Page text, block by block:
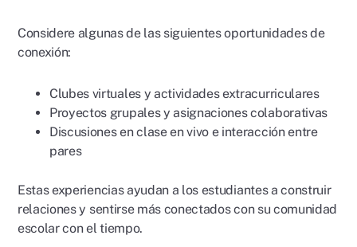
Considere algunas de las siguientes oportunidades de
conexión:
Clubes virtuales y actividades extracurriculares
Proyectos grupales y asignaciones colaborativas
Discusiones en clase en vivo e interacción entre
pares
Estas experiencias ayudan a los estudiantes a construir
relaciones y sentirse más conectados con su comunidad
escolar con el tiempo.